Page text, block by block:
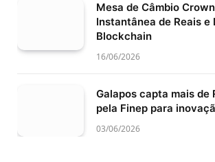
Mesa de Câmbio
Instantânea de Reais e
Blockchain
16/06/2026
Galapos capta mais de
pela Finep para
03/06/2026